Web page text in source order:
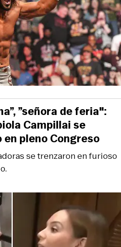
se trenzaron en furioso
”señora de feria":
Campillai se
pleno Congreso